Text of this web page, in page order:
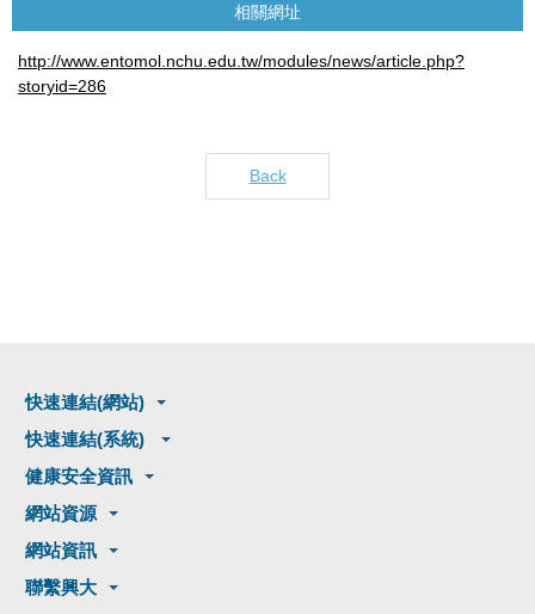
相關網址
http://www.entomol.nchu.edu.tw/modules/news/article.php?
storyid=286
Back
快速連結(網站)
快速連結(系統)
健康安全資訊
網站資源
網站資訊
聯繫興大